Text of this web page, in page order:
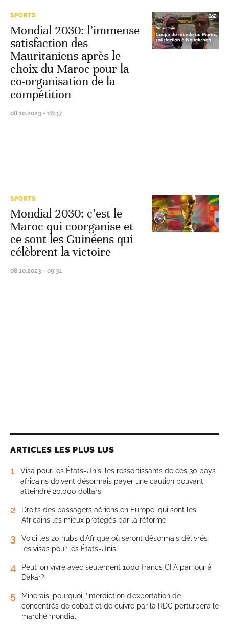
SPORTS
Mondial 2030: l’immense
satisfaction des
Mauritaniens après le
choix du Maroc pour la
co-organisation de la
compétition
08.10.2023 - 16:37
SPORTS
Mondial 2030: c’est le
Maroc qui coorganise et
ce sont les Guinéens qui
célèbrent la victoire
08.10.2023 - 09:31
ARTICLES LES PLUS LUS
1
Visa pour les États-Unis: les ressortissants de ces 30 pays
africains doivent désormais payer une caution pouvant
atteindre 20.000 dollars
2
Droits des passagers aériens en Europe: qui sont les
Africains les mieux protégés par la réforme
3
Voici les 20 hubs d’Afrique où seront désormais délivrés
les visas pour les États-Unis
4
Peut-on vivre avec seulement 1000 francs CFA par jour à
Dakar?
5
Minerais: pourquoi l’interdiction d’exportation de
concentrés de cobalt et de cuivre par la RDC perturbera le
marché mondial